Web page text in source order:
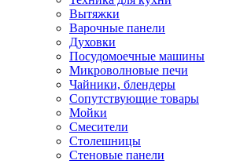
Вытяжки
Варочные панели
Духовки
Посудомоечные машины
Микроволновые печи
Чайники, блендеры
Сопутствующие товары
Мойки
Смесители
Столешницы
Стеновые панели